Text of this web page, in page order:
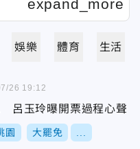
娛樂 體育 生活
呂玉玲曝開票過程心聲
園 大罷免
26 19:12